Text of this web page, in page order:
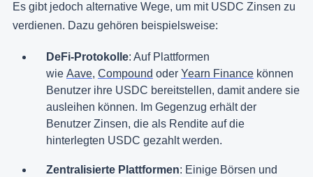
Es gibt jedoch alternative Wege, um mit USDC Zinsen zu
verdienen. Dazu gehören beispielsweise:
DeFi-Protokolle: Auf Plattformen
wie Aave, Compound oder Yearn Finance können
Benutzer ihre USDC bereitstellen, damit andere sie
ausleihen können. Im Gegenzug erhält der
Benutzer Zinsen, die als Rendite auf die
hinterlegten USDC gezahlt werden.
Zentralisierte Plattformen: Einige Börsen und